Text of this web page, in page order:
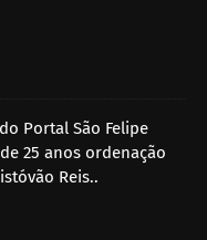
Portal São Felipe
25 anos ordenação
Reis..